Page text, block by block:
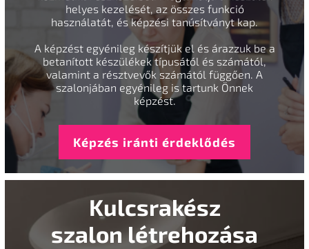
helyes kezelését, az összes funkció
használatát, és képzési tanúsítványt kap.
A képzést egyénileg készítjük el és árazzuk be a
betanított készülékek típusától és számától,
valamint a résztvevők számától függően. A
szalonjában egyénileg is tartunk Önnek
képzést.
Képzés iránti érdeklődés
Kulcsrakész
szalon létrehozása